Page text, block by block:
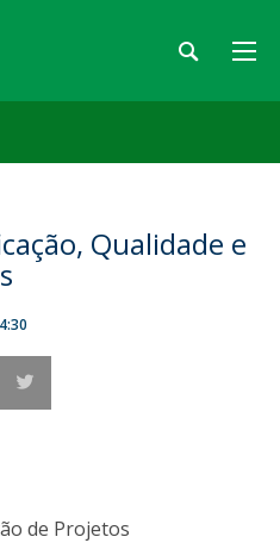
Qualidade e
de Projetos